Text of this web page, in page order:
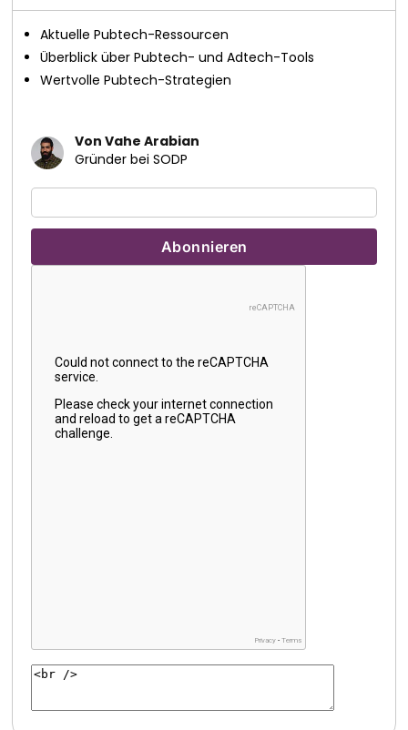
Aktuelle Pubtech-Ressourcen
Überblick über Pubtech- und Adtech-Tools
Wertvolle Pubtech-Strategien
Von Vahe Arabian
Gründer bei SODP